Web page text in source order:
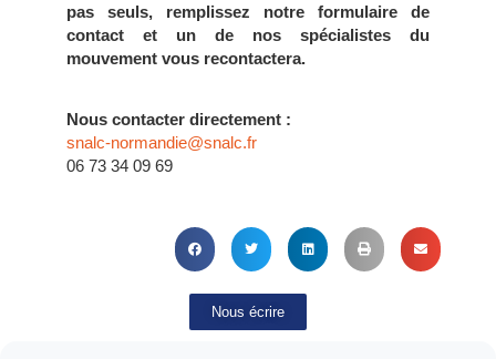
pas seuls, remplissez notre formulaire de
contact et un de nos spécialistes du
mouvement vous recontactera.
Nous contacter directement :
snalc-normandie@snalc.fr
06 73 34 09 69
Nous écrire